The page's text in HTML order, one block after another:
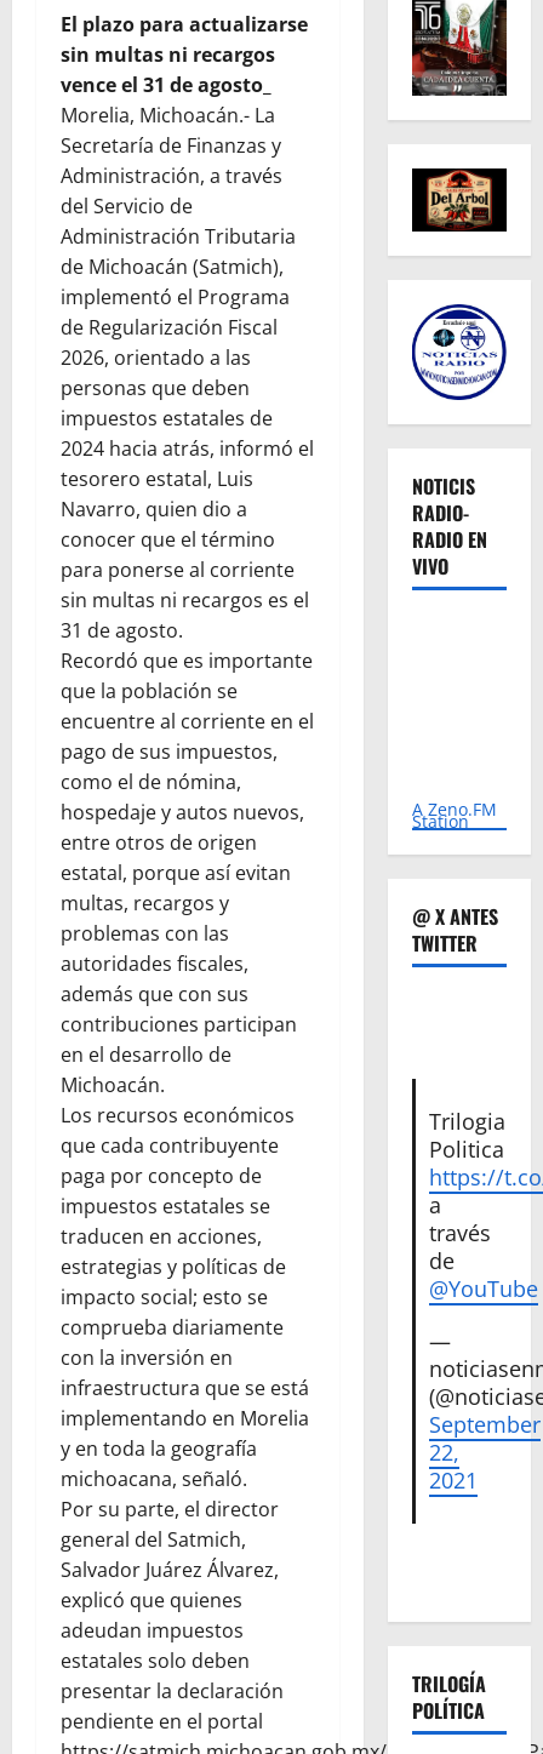
El plazo para actualizarse
sin multas ni recargos
vence el 31 de agosto_
Morelia, Michoacán.- La
Secretaría de Finanzas y
Administración, a través
del Servicio de
Administración Tributaria
de Michoacán (Satmich),
implementó el Programa
de Regularización Fiscal
2026, orientado a las
personas que deben
impuestos estatales de
2024 hacia atrás, informó el
tesorero estatal, Luis
Navarro, quien dio a
conocer que el término
para ponerse al corriente
sin multas ni recargos es el
31 de agosto.
Recordó que es importante
que la población se
encuentre al corriente en el
pago de sus impuestos,
como el de nómina,
hospedaje y autos nuevos,
entre otros de origen
estatal, porque así evitan
multas, recargos y
problemas con las
autoridades fiscales,
además que con sus
contribuciones participan
en el desarrollo de
Michoacán.
Los recursos económicos
que cada contribuyente
paga por concepto de
impuestos estatales se
traducen en acciones,
estrategias y políticas de
impacto social; esto se
comprueba diariamente
con la inversión en
infraestructura que se está
implementando en Morelia
y en toda la geografía
michoacana, señaló.
Por su parte, el director
general del Satmich,
Salvador Juárez Álvarez,
explicó que quienes
adeudan impuestos
estatales solo deben
presentar la declaración
pendiente en el portal
NOTICIS
RADIO-
RADIO EN
VIVO
A Zeno.FM
Station
@ X ANTES
TWITTER
Trilogia
Politica
https://
a
través
de
@YouTube
—
September
22,
2021
TRILOGÍA
POLÍTICA